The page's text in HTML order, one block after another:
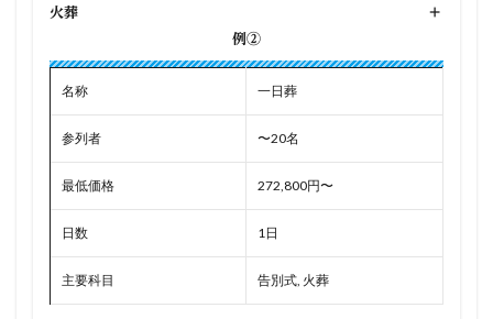
火葬
+
例②
名称 一日葬
参列者 〜20名
最低価格 272,800円〜
日数 1日
主要科目 告別式, 火葬